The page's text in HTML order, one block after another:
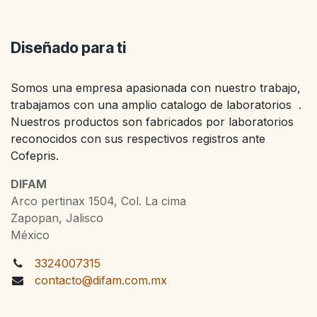
Diseñado para ti
Somos una empresa apasionada con nuestro trabajo,
trabajamos con una amplio catalogo de laboratorios .
Nuestros productos son fabricados por laboratorios
reconocidos con sus respectivos registros ante
Cofepris.
DIFAM
Arco pertinax 1504, Col. La cima
Zapopan, Jalisco
México
3324007315
contacto@difam.com.mx